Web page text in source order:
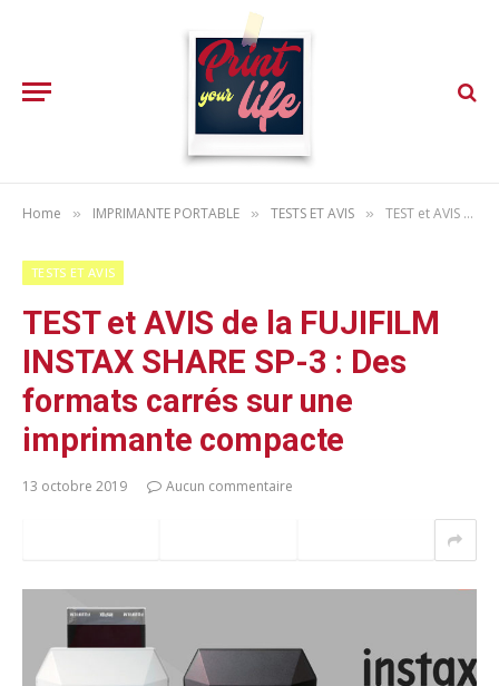
Home » IMPRIMANTE PORTABLE » TESTS ET AVIS » TEST et AVIS de la FUJIFILM INSTAX SHARE SP-3 : Des formats carrés sur une imprimante compacte
TESTS ET AVIS
TEST et AVIS de la FUJIFILM
INSTAX SHARE SP-3 : Des
formats carrés sur une
imprimante compacte
13 octobre 2019 Aucun commentaire